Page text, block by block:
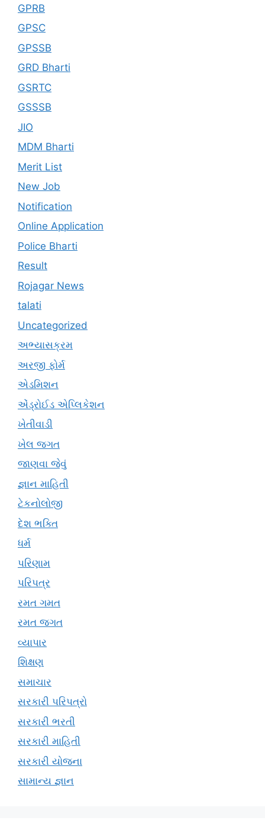
GPRB
GPSC
GPSSB
GRD Bharti
GSRTC
GSSSB
JIO
MDM Bharti
Merit List
New Job
Notification
Online Application
Police Bharti
Result
Rojagar News
talati
Uncategorized
અભ્યાસક્રમ
અરજી ફોર્મ
એડમિશન
એંડ્રોઈડ એપ્લિકેશન
ખેતીવાડી
ખેલ જગત
જાણવા જેવું
જ્ઞાન માહિતી
ટેકનોલોજી
દેશ ભક્તિ
ધર્મ
પરિણામ
પરિપત્ર
રમત ગમત
રમત જગત
વ્યાપાર
શિક્ષણ
સમાચાર
સરકારી પરિપત્રો
સરકારી ભરતી
સરકારી માહિતી
સરકારી યોજના
સામાન્ય જ્ઞાન